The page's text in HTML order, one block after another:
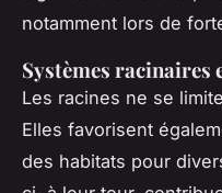
notamment lors de
Systèmes racinaires
Les racines ne se
Elles favorisent
des habitats pour